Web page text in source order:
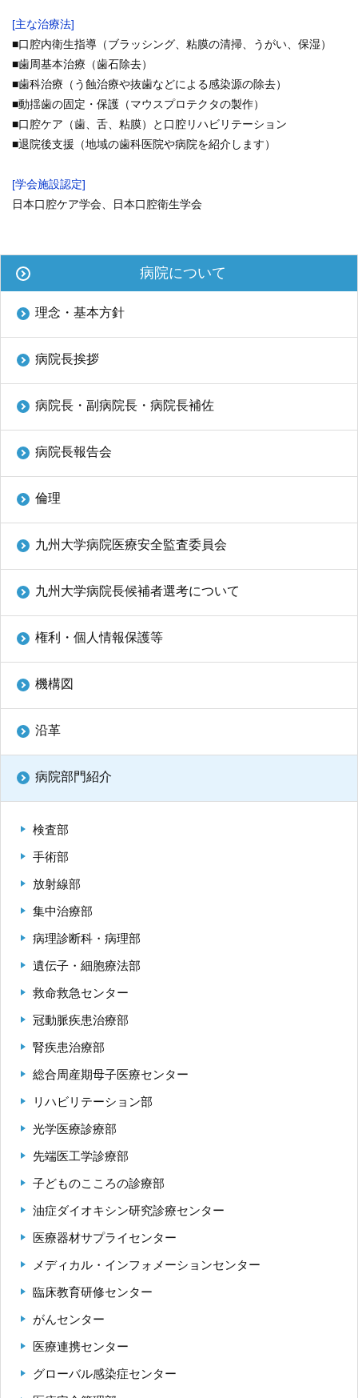
※九州大学病院は敷地内全面禁煙です
外来
フロアマップ
駐車場
九州大学病院基金についてご寄付のお願い
公式YouTube
九州大学大学院 歯学研究院
九州大学病院 別府病院
[主な治療法]
■口腔内衛生指導（ブラッシング、粘膜の清掃、うがい、保湿）
■歯周基本治療（歯石除去）
■歯科治療（う蝕治療や抜歯などによる感染源の除去）
■動揺歯の固定・保護（マウスプロテクタの製作）
■口腔ケア（歯、舌、粘膜）と口腔リハビリテーション
■退院後支援（地域の歯科医院や病院を紹介します）
[学会施設認定]
日本口腔ケア学会、日本口腔衛生学会
病院について
理念・基本方針
病院長挨拶
病院長・副病院長・病院長補佐
病院長報告会
倫理
九州大学病院医療安全監査委員会
九州大学病院長候補者選考について
権利・個人情報保護等
機構図
沿革
病院部門紹介
検査部
手術部
放射線部
集中治療部
病理診断科・病理部
遺伝子・細胞療法部
救命救急センター
冠動脈疾患治療部
腎疾患治療部
総合周産期母子医療センター
リハビリテーション部
光学医療診療部
先端医工学診療部
子どものこころの診療部
油症ダイオキシン研究診療センター
医療器材サプライセンター
メディカル・インフォメーションセンター
臨床教育研修センター
がんセンター
医療連携センター
グローバル感染症センター